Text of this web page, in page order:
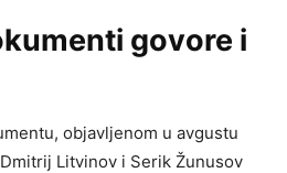
govore i
objavljenom u avgustu
Litvinov i Serik Žunusov